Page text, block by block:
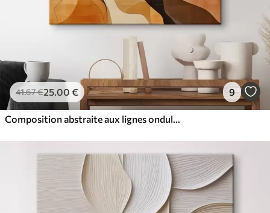
41.67€25.00 € 9
Composition abstraite aux lignes ondulées dynamiques, dans une palette de tons brun terre cuite